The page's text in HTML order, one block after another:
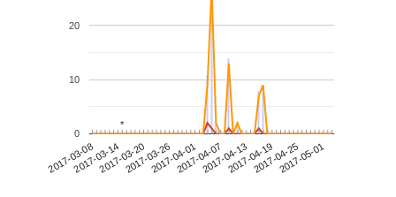
2017-03-082017-03-142017-03-202017-03-262017-04-012017-04-072017-04-132017-04-192017-04-252017-05-01
0
10
20
**